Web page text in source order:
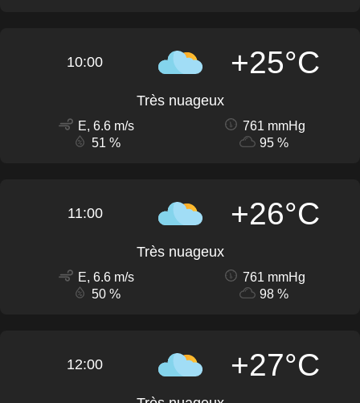
10:00 +25°C
Très nuageux
E, 6.6 m/s
761 mmHg
51 %
95 %
11:00 +26°C
Très nuageux
E, 6.6 m/s
761 mmHg
50 %
98 %
12:00 +27°C